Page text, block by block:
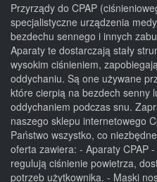
Przyrządy do CPAP
specjalistyczne urządzenia
bezdechu sennego i innych
Aparaty te dostarczają stały
wysokim ciśnieniem,
oddychaniu. Są one używane
które cierpią na bezdech senny
oddychaniem podczas snu.
naszego sklepu internetowego
Państwo wszystko, co
oferta zawiera: - Aparaty CPAP
regulują ciśnienie powietrza,
potrzeb użytkownika. - Maski